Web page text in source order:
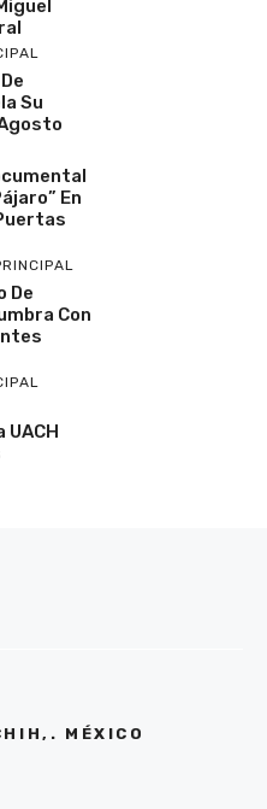
Su
En
De
Con
MÉXICO